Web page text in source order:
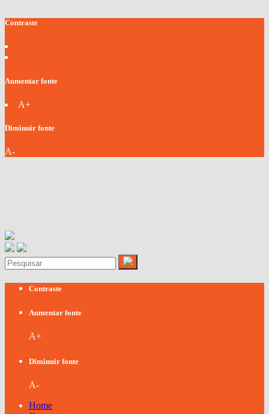
Contraste
Aumentar fonte
A+
Diminuir fonte
A-
Contraste
Aumentar fonte
A+
Diminuir fonte
A-
Home